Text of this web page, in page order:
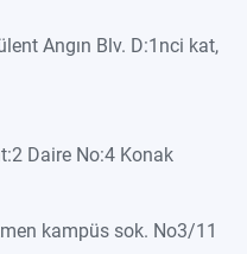
Angın Blv. D:1nci kat,
Daire No:4 Konak
kampüs sok. No3/11